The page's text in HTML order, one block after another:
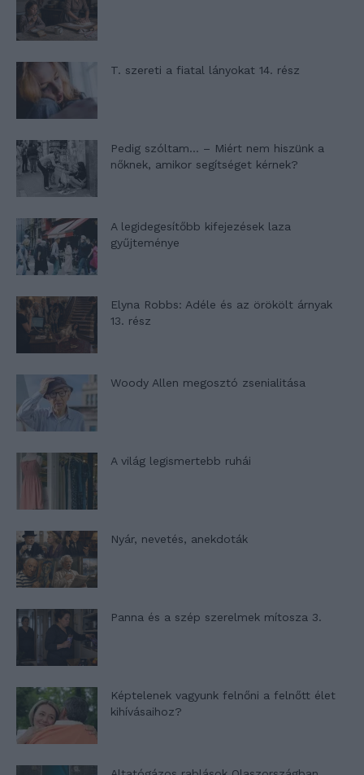
T. szereti a fiatal lányokat 14. rész
Pedig szóltam… – Miért nem hiszünk a
nőknek, amikor segítséget kérnek?
A legidegesítőbb kifejezések laza
gyűjteménye
Elyna Robbs: Adéle és az örökölt árnyak
13. rész
Woody Allen megosztó zsenialitása
A világ legismertebb ruhái
Nyár, nevetés, anekdoták
Panna és a szép szerelmek mítosza 3.
Képtelenek vagyunk felnőni a felnőtt élet
kihívásaihoz?